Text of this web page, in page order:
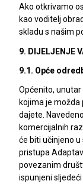
Ako otkrivamo
kao voditelj
skladu s našim
9. DIJELJENJE
9.1. Opće
Općenito,
kojima je
dajete.
komercijalnih
će biti učinjeno
pristupa
povezanim
ispunjeni